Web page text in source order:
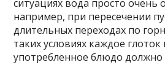
ситуациях вода просто очень
например, при пересечении
длительных переходах по
таких условиях каждое
употребленное блюдо должно